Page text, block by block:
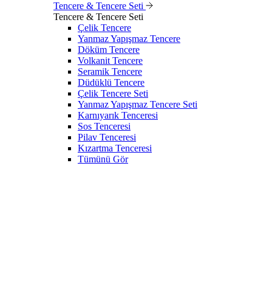
Tencere & Tencere Seti
Tencere & Tencere Seti
Çelik Tencere
Yanmaz Yapışmaz Tencere
Döküm Tencere
Volkanit Tencere
Seramik Tencere
Düdüklü Tencere
Çelik Tencere Seti
Yanmaz Yapışmaz Tencere Seti
Karnıyarık Tenceresi
Sos Tenceresi
Pilav Tenceresi
Kızartma Tenceresi
Tümünü Gör